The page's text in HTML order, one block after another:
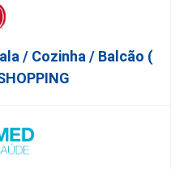
/ Cozinha / Balcão (